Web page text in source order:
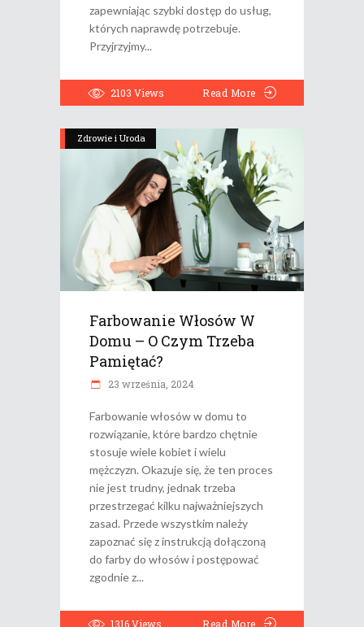
zapewniając szybki dostęp do usług,
których naprawdę potrzebuje.
Przyjrzyjmy
2103 Views Read More
Zdrowie i Uroda
Farbowanie Włosów W
Domu – O Czym Trzeba
Pamiętać?
23 września, 2024
Farbowanie włosów w domu to
rozwiązanie, które bardzo chętnie
stosuje wiele kobiet i wielu
mężczyzn. Okazuje się, że ten proces
nie jest trudny, jednak trzeba
przestrzegać kilku najważniejszych
zasad. Przede wszystkim należy
zapoznać się z instrukcją dołączoną
do farby do włosów i postępować
zgodnie z
1316Views Read More